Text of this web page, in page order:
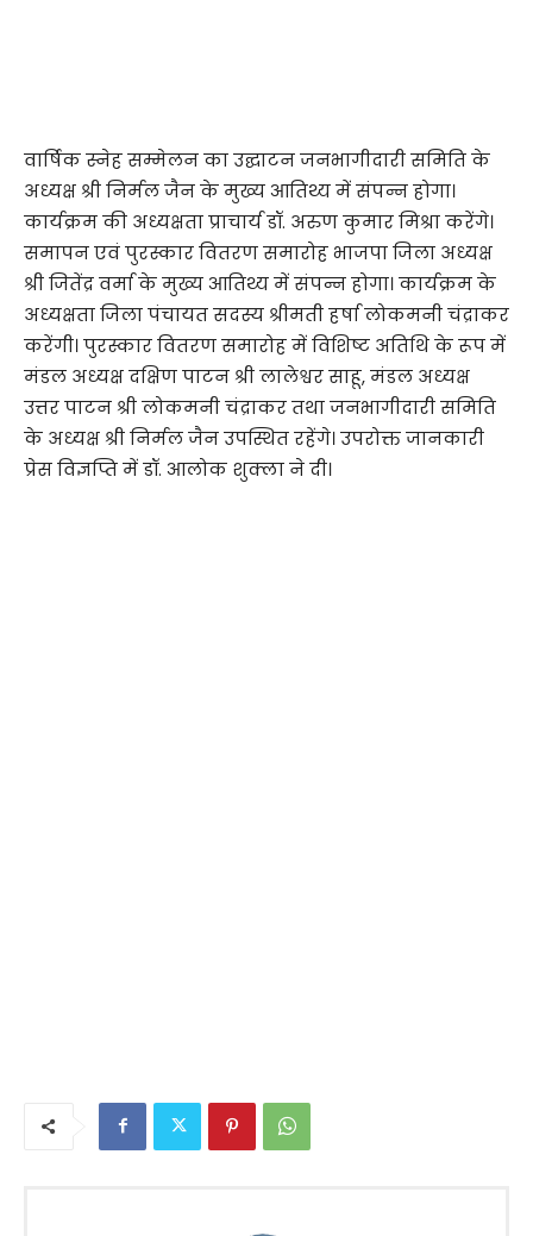
वार्षिक स्नेह सम्मेलन का उद्घाटन जनभागीदारी समिति के
अध्यक्ष श्री निर्मल जैन के मुख्य आतिथ्य में संपन्न होगा।
कार्यक्रम की अध्यक्षता प्राचार्य डॉ. अरुण कुमार मिश्रा करेंगे।
समापन एवं पुरस्कार वितरण समारोह भाजपा जिला अध्यक्ष
श्री जितेंद्र वर्मा के मुख्य आतिथ्य में संपन्न होगा। कार्यक्रम के
अध्यक्षता जिला पंचायत सदस्य श्रीमती हर्षा लोकमनी चंद्राकर
करेंगी। पुरस्कार वितरण समारोह में विशिष्ट अतिथि के रूप में
मंडल अध्यक्ष दक्षिण पाटन श्री लालेश्वर साहू, मंडल अध्यक्ष
उत्तर पाटन श्री लोकमनी चंद्राकर तथा जनभागीदारी समिति
के अध्यक्ष श्री निर्मल जैन उपस्थित रहेंगे। उपरोक्त जानकारी
प्रेस विज्ञप्ति में डॉ. आलोक शुक्ला ने दी।